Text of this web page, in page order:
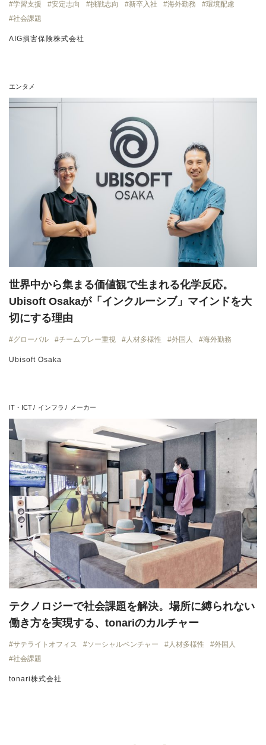
学習支援
安定志向 挑戦志向 新卒入社 海外勤務
環境配慮
社会課題
AIG損害保険株式会社
エンタメ
世界中から集まる価値観で生まれる化学反応。
Ubisoft Osakaが「インクルーシブ」マインドを大
切にする理由
グローバル チームプレー重視 人材多様性 外国人 海外勤務
Ubisoft Osaka
IT・ICT インフラ メーカー
テクノロジーで社会課題を解決。場所に縛られない
働き方を実現する、tonariのカルチャー
サテライトオフィス ソーシャルベンチャー 人材多様性
外国人
社会課題
tonari株式会社